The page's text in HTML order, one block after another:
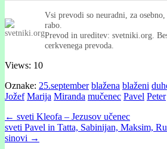
Vsi prevodi so neuradni, za
rabo.
Prevod in ureditev: svetniki.org.
cerkvenega prevoda.
Views: 10
Oznake: 25.september blažena blaženi
Jožef Marija Miranda mučenec Pavel Peter
Post
navigation
← sveti Kleofa – Jezusov učenec
sveti Pavel in Tatta, Sabinijan, Maksim,
sinovi →